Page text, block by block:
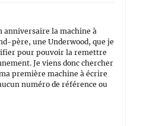
anniversaire la machine à
père, une Underwood, que je
pour pouvoir la remettre
Je viens donc chercher
première machine à écrire
numéro de référence ou